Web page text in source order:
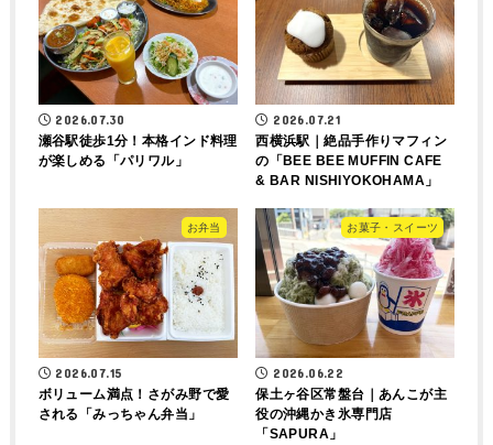
2026.07.30
瀬谷駅徒歩1分！本格インド料理
が楽しめる「パリワル」
2026.07.21
西横浜駅｜絶品手作りマフィン
の「BEE BEE MUFFIN CAFE
& BAR NISHIYOKOHAMA」
お弁当
2026.07.15
ボリューム満点！さがみ野で愛
される「みっちゃん弁当」
お菓子・スイーツ
2026.06.22
保土ヶ谷区常盤台｜あんこが主
役の沖縄かき氷専門店
「SAPURA」